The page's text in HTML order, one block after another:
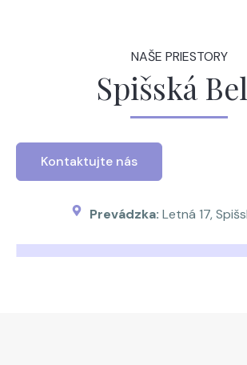
NAŠE PRIESTORY
Spišská
Kontaktujte nás
Prevádzka: Letná 17,